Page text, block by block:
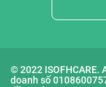
© 2022
doanh số